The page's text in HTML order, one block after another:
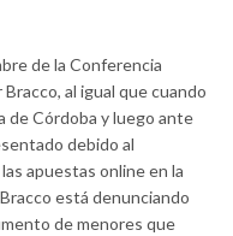
de la Conferencia
al igual que cuando
de Córdoba y luego ante
debido al
apuestas online en la
está denunciando
de menores que